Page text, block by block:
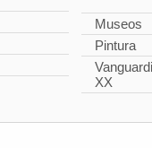
Museos
Pintura
XX